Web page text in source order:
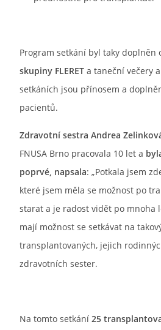
Program setkání byl taky doplněn
skupiny FLERET a taneční večery
setkáních jsou přínosem a
pacientů.
Zdravotní sestra Andrea
FNUSA Brno pracovala 10 let a
poprvé, napsala: „Potkala jsem
které jsem měla se možnost po
starat a je radost vidět po mnoha
mají možnost se setkávat na
transplantovaných, jejich
zdravotních sester.
Na tomto setkání 25